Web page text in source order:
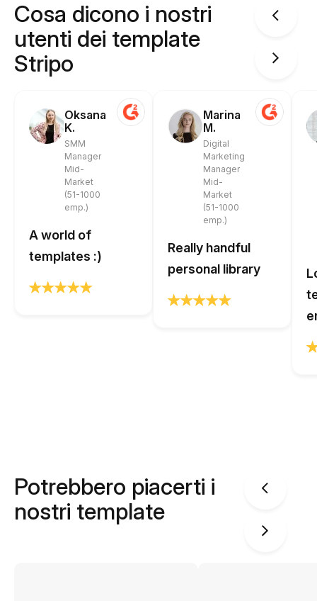
Cosa dicono i nostri
utenti dei template
Stripo
Oksana
K.
SMM
Manager
Mid-
Market
(51-1000
emp.)
A world of
templates :)
Marina
M.
Digital
Marketing
Manager
Mid-
Market
(51-1000
emp.)
Really handful
personal library
Potrebbero piacerti i
nostri template